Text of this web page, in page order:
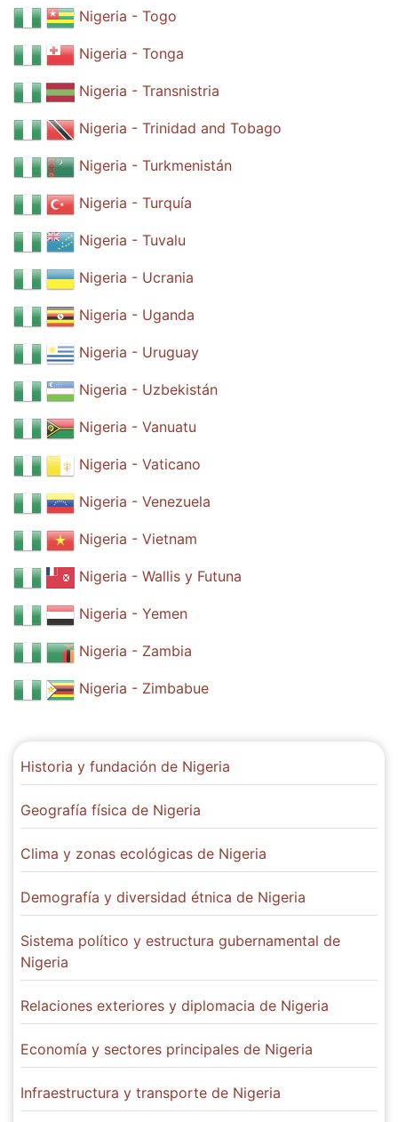
Nigeria - Togo
Nigeria - Tonga
Nigeria - Transnistria
Nigeria - Trinidad and Tobago
Nigeria - Turkmenistán
Nigeria - Turquía
Nigeria - Tuvalu
Nigeria - Ucrania
Nigeria - Uganda
Nigeria - Uruguay
Nigeria - Uzbekistán
Nigeria - Vanuatu
Nigeria - Vaticano
Nigeria - Venezuela
Nigeria - Vietnam
Nigeria - Wallis y Futuna
Nigeria - Yemen
Nigeria - Zambia
Nigeria - Zimbabue
Historia y fundación de Nigeria
Geografía física de Nigeria
Clima y zonas ecológicas de Nigeria
Demografía y diversidad étnica de Nigeria
Sistema político y estructura gubernamental de
Nigeria
Relaciones exteriores y diplomacia de Nigeria
Economía y sectores principales de Nigeria
Infraestructura y transporte de Nigeria